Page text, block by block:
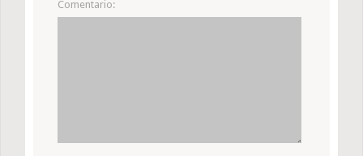
Comentario: